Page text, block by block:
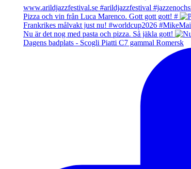
Pizza och vin från Luca Marenco. Gott gott gott! #
Frankrikes målvakt just nu! #worldcup2026 #MikeMai
Nu är det nog med pasta och pizza. Så jäkla gott!
Dagens badplats - Scogli Piatti C7 gammal Romersk